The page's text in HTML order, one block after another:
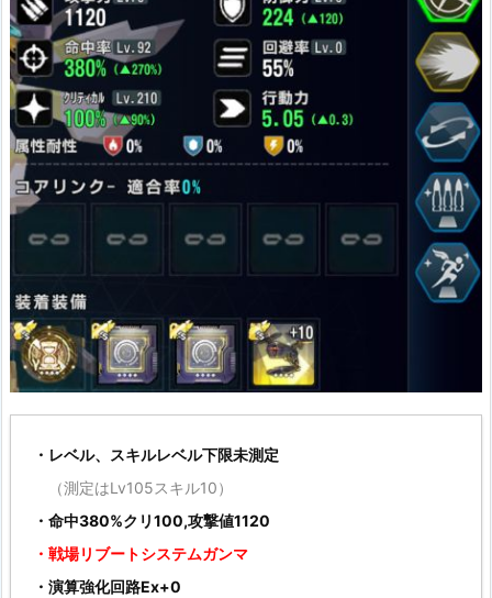
・レベル、スキルレベル下限未測定
（測定はLv105スキル10）
・命中380%クリ100,攻撃値1120
・戦場リブートシステムガンマ
・演算強化回路Ex+0